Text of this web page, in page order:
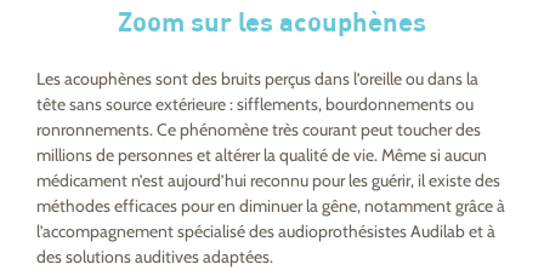
Zoom sur les acouphènes
Les acouphènes sont des bruits perçus dans l’oreille ou dans la
tête sans source extérieure : sifflements, bourdonnements ou
ronronnements. Ce phénomène très courant peut toucher des
millions de personnes et altérer la qualité de vie. Même si aucun
médicament n’est aujourd’hui reconnu pour les guérir, il existe des
méthodes efficaces pour en diminuer la gêne, notamment grâce à
l’accompagnement spécialisé des audioprothésistes Audilab et à
des solutions auditives adaptées.